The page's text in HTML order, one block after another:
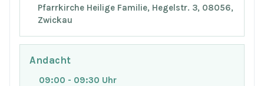
Pfarrkirche Heilige Familie, Hegelstr. 3, 08056,
Zwickau
Andacht
09:00 - 09:30 Uhr